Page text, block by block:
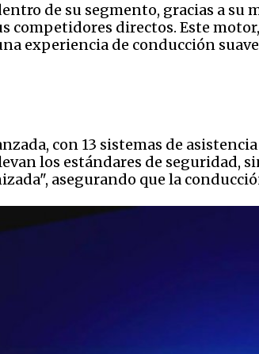
de su segmento, gracias a su
competidores directos. Este
experiencia de conducción
con 13 sistemas de
los estándares de seguridad,
asegurando que la